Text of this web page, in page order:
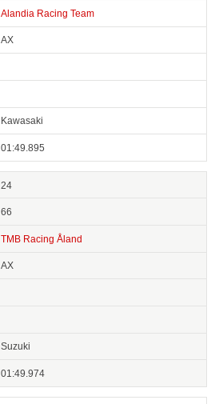
Alandia Racing Team
AX
Kawasaki
01:49.895
24
66
TMB Racing Åland
AX
Suzuki
01:49.974